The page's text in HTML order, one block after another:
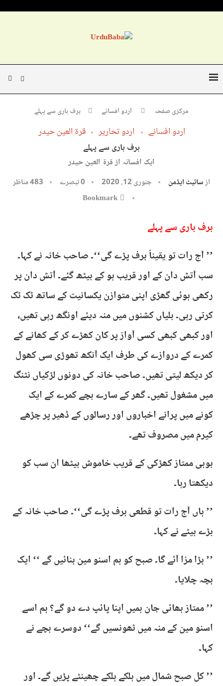
مرکزی صفحہ اردو افسانے برف باری سے پہلے
اردو افسانے اردو تحاریر قرۃ العین حیدر
برف باری سے پہلے
ایک افسانہ از قرۃ العین حیدر
ازسائیٹ ایڈمن جنوری 12, 2020 0 تبصرے 483مناظر
Bookmark
برف باری سے پہلے
’’ آج رات تو یقیناً برف پڑے گی‘‘۔ صاحب خانہ نے کہا۔
سب آتش دان کے اور قریب ہو کے بیٹھ گئے۔ آتش دان پر
رکھی ہوئی گھڑی اپنی متوازن یکسانیت کے ساتھ ٹک ٹک
کرتی رہی۔ بلیاں کشنوں میں منہ دیئے اونگھ رہی تھیں،
اور کبھی کبھی کسی آواز پر کان کھڑے کر کے کھانے کے
کمرے کے دروازے کی طرف ایک آنکھ تھوڑی سی کھول
کر دیکھ لیتی تھیں۔ صاحب خانہ کی دونوں لڑکیاں نٹنگ
میں مشغول تھیں۔ گھر کے سارے بچے کمرے کے ایک
کونے میں پرانے اخباروں اور رسالوں کے ڈھیر پر چڑھے
کیرم میں مصروف تھے۔
بوبی ممتاز کھڑکی کے قریب خاموش بیٹھا ان سب کو
دیکھتا رہا۔
’’ ہاں آج رات تو قطعی برف پڑے گی‘‘۔ صاحب خانہ کے
بڑے بیٹے نے کہا۔
’’ بڑا مزا آئے گا۔ صبح کو ہم اسنو مین بنائیں گے ‘‘ ایک
بچہ چلایا۔
’’ ممتاز بھائی جان ہمیں اپنا پائپ دے دو گے؟ ہم اسے
اسنو مین کے منہ میں ٹھونسیں گے‘‘ دوسرے بچے نے
کہا۔
’’ کل صبح شمال میں ہلکے ہلکے چھینٹے پڑیں گے۔ اور